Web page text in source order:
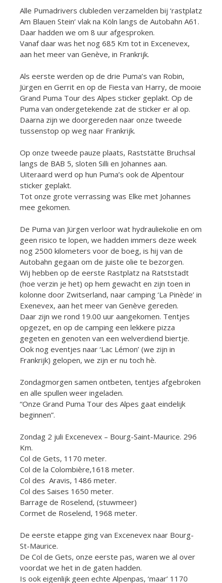
Alle Pumadrivers clubleden verzamelden bij ‘rastplatz
Am Blauen Stein’ vlak na Köln langs de Autobahn A61.
Daar hadden we om 8 uur afgesproken.
Vanaf daar was het nog 685 Km tot in Excenevex,
aan het meer van Genève, in Frankrijk.
Als eerste werden op de drie Puma’s van Robin,
Jürgen en Gerrit en op de Fiesta van Harry, de mooie
Grand Puma Tour des Alpes sticker geplakt. Op de
Puma van ondergetekende zat de sticker er al op.
Daarna zijn we doorgereden naar onze tweede
tussenstop op weg naar Frankrijk.
Op onze tweede pauze plaats, Raststätte Bruchsal
langs de BAB 5, sloten Silli en Johannes aan.
Uiteraard werd op hun Puma’s ook de Alpentour
sticker geplakt.
Tot onze grote verrassing was Elke met Johannes
mee gekomen.
De Puma van Jürgen verloor wat hydrauliekolie en om
geen risico te lopen, we hadden immers deze week
nog 2500 kilometers voor de boeg, is hij van de
Autobahn gegaan om de juiste olie te bezorgen.
Wij hebben op de eerste Rastplatz na Ratststadt
(hoe verzin je het) op hem gewacht en zijn toen in
kolonne door Zwitserland, naar camping ‘La Pinède’ in
Exenevex, aan het meer van Genève gereden.
Daar zijn we rond 19.00 uur aangekomen. Tentjes
opgezet, en op de camping een lekkere pizza
gegeten en genoten van een welverdiend biertje.
Ook nog eventjes naar ‘Lac Lémon’ (we zijn in
Frankrijk) gelopen, we zijn er nu toch hè.
Zondagmorgen samen ontbeten, tentjes afgebroken
en alle spullen weer ingeladen.
“Onze Grand Puma Tour des Alpes gaat eindelijk
beginnen”.
Zondag 2 juli Excenevex – Bourg-Saint-Maurice. 296
Km.
Col de Gets, 1170 meter.
Col de la Colombière,1618 meter.
Col des Aravis, 1486 meter.
Col des Saises 1650 meter.
Barrage de Roselend, (stuwmeer)
Cormet de Roselend, 1968 meter.
De eerste etappe ging van Excenevex naar Bourg-
St-Maurice.
De Col de Gets, onze eerste pas, waren we al over
voordat we het in de gaten hadden.
Is ook eigenlijk geen echte Alpenpas, ‘maar’ 1170